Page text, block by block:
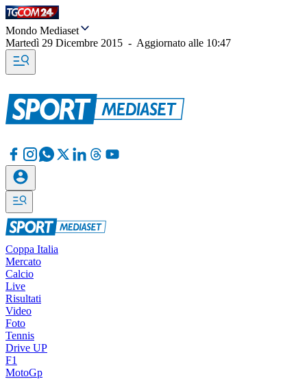
Mondo Mediaset
Martedì 29 Dicembre 2015 - Aggiornato alle 10:47
Coppa Italia
Mercato
Calcio
Live
Risultati
Video
Foto
Tennis
Drive UP
F1
MotoGp